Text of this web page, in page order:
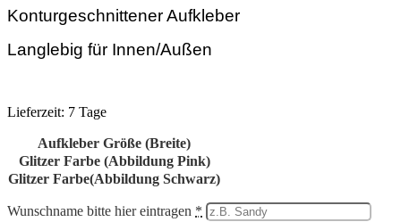
Konturgeschnittener Aufkleber
Langlebig für Innen/Außen
Lieferzeit: 7 Tage
Aufkleber Größe (Breite)
Glitzer Farbe (Abbildung Pink)
Glitzer Farbe(Abbildung Schwarz)
Wunschname bitte hier eintragen *